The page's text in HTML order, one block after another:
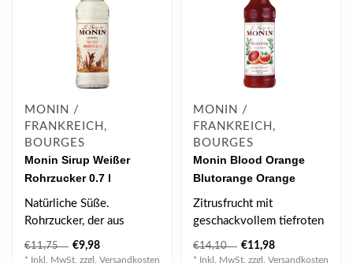
MONIN /
FRANKREICH,
BOURGES
Monin Sirup Weißer
Rohrzucker 0.7 l
Natürliche Süße.
Rohrzucker, der aus
erstklasigen Zuckerrohr
hergestellt wird..
€11,75 €9,98
* Inkl. MwSt. zzgl. Versandkosten
MONIN /
FRANKREICH,
BOURGES
Monin Blood Orange
Blutorange Orange
Sanguine Sirup 0.7 l
Zitrusfrucht mit
geschackvollem tiefroten
Blutorangenfleisch und
eine zärtlich ..
€14,10 €11,98
* Inkl. MwSt. zzgl. Versandkosten